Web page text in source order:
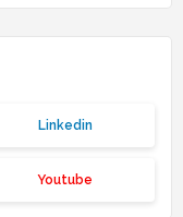
Linkedin
Youtube